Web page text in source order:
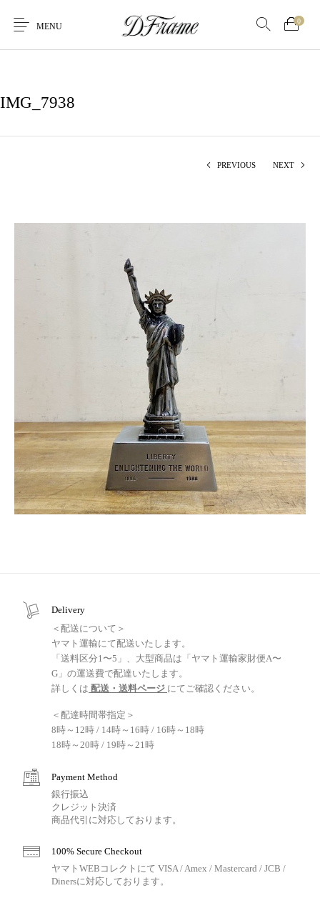
MENU
0
IMG_7938
PREVIOUS NEXT
Delivery
＜配送について＞
ヤマト運輸にて配送いたします。
「送料区分1〜5」、大型商品は「ヤマト運輸家財便A〜
G」の運送費で配達いたします。
詳しくは 配送・送料ページ にてご確認ください。
＜配達時間帯指定＞
8時～12時 / 14時～16時 / 16時～18時
18時～20時 / 19時～21時
Payment Method
銀行振込
クレジット決済
商品代引に対応しております。
100% Secure Checkout
ヤマトWEBコレクトにて VISA / Amex / Mastercard / JCB /
Dinersに対応しております。